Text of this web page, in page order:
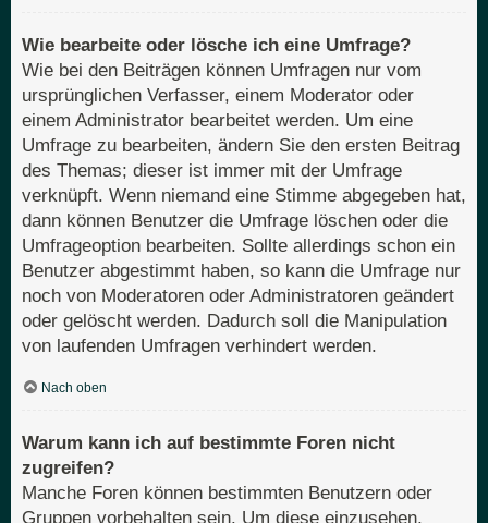
Wie bearbeite oder lösche ich eine Umfrage?
Wie bei den Beiträgen können Umfragen nur vom
ursprünglichen Verfasser, einem Moderator oder
einem Administrator bearbeitet werden. Um eine
Umfrage zu bearbeiten, ändern Sie den ersten Beitrag
des Themas; dieser ist immer mit der Umfrage
verknüpft. Wenn niemand eine Stimme abgegeben hat,
dann können Benutzer die Umfrage löschen oder die
Umfrageoption bearbeiten. Sollte allerdings schon ein
Benutzer abgestimmt haben, so kann die Umfrage nur
noch von Moderatoren oder Administratoren geändert
oder gelöscht werden. Dadurch soll die Manipulation
von laufenden Umfragen verhindert werden.
Nach oben
Warum kann ich auf bestimmte Foren nicht
zugreifen?
Manche Foren können bestimmten Benutzern oder
Gruppen vorbehalten sein. Um diese einzusehen,